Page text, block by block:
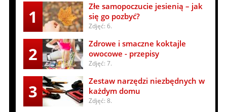
1
Złe samopoczucie jesienią – jak
się go pozbyć?
Zdjęć: 6.
2
Zdrowe i smaczne koktajle
owocowe - przepisy
Zdjęć: 7.
3
Zestaw narzędzi niezbędnych w
każdym domu
Zdjęć: 8.